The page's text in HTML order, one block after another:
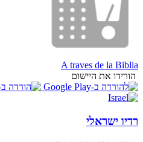
A traves de la Biblia
הורידו את היישום
רדיו ישראלי